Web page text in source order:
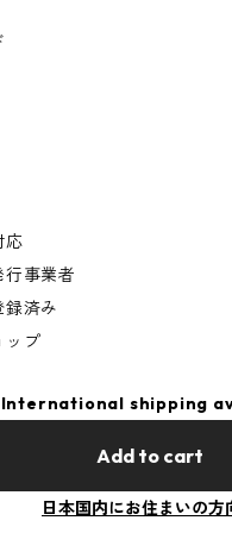
応
事業者
済み
ップ
International shipping
Add to cart
日本国内にお住まいの方